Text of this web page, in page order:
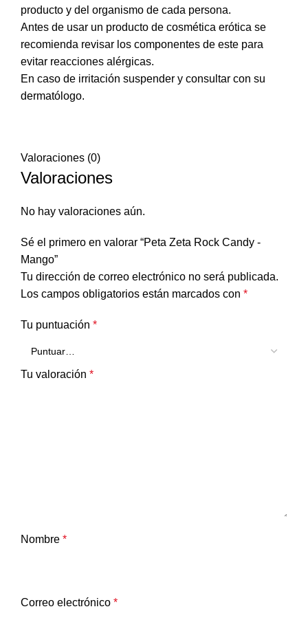
producto y del organismo de cada persona.
Antes de usar un producto de cosmética erótica se
recomienda revisar los componentes de este para
evitar reacciones alérgicas.
En caso de irritación suspender y consultar con su
dermatólogo.
Valoraciones (0)
Valoraciones
No hay valoraciones aún.
Sé el primero en valorar “Peta Zeta Rock Candy -
Mango”
Tu dirección de correo electrónico no será publicada.
Los campos obligatorios están marcados con *
Tu puntuación *
Tu valoración *
Nombre *
Correo electrónico *